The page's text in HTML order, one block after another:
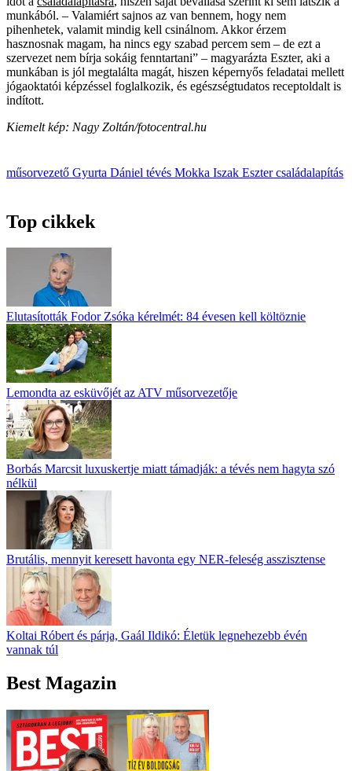
munkából. – Valamiért sajnos az van bennem, hogy nem
pihenhetek, valamit mindig kell csinálnom. Akkor érzem
hasznosnak magam, ha nincs egy szabad percem sem – de ezt a
szervezet nem bírja sokáig fenntartani” – magyarázta Eszter, aki a
munkában is jól megtalálta magát, hiszen képernyős feladatai mellett
jógaoktatói képzéssel foglalkozik, és egészségtudatos receptoldalt is
indított.
Kiemelt kép: Nagy Zoltán/fotocentral.hu
műsorvezető Gyurta Dániel tévés Mokka Iszak Esztercsaládalapítás
Top cikkek
Elutasították Fodor Zsóka kérelmét: 84 évesen kell költöznie
Lemondta az esküvőjét az ATV műsorvezetője
Borbás Marcsit luxuskertje miatt támadják: a tévés nem hagyta szó
nélkül
Brutális, mennyit keresett havonta egy NER-feleség asszisztense
Koltai Róbert és párja, Gaál Ildikó: Életük legnehezebb évén
vannak túl
Best Magazin